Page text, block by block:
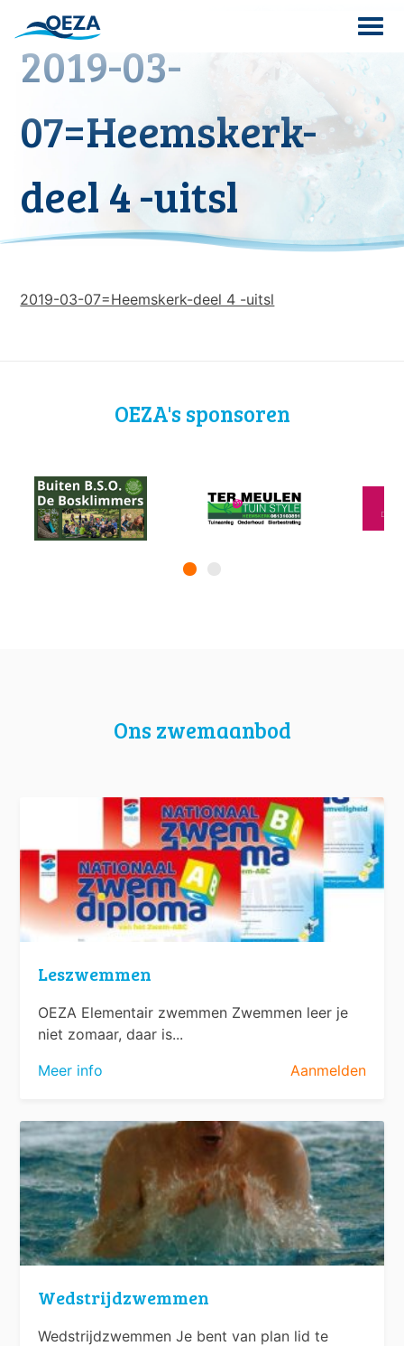
content
Search
2019-03-
07=Heemskerk-
deel 4 -uitsl
2019-03-07=Heemskerk-deel 4 -uitsl
OEZA's sponsoren
Ons zwemaanbod
Leszwemmen
OEZA Elementair zwemmen Zwemmen leer je
niet zomaar, daar is...
Meer info
Aanmelden
Wedstrijdzwemmen
Wedstrijdzwemmen Je bent van plan lid te